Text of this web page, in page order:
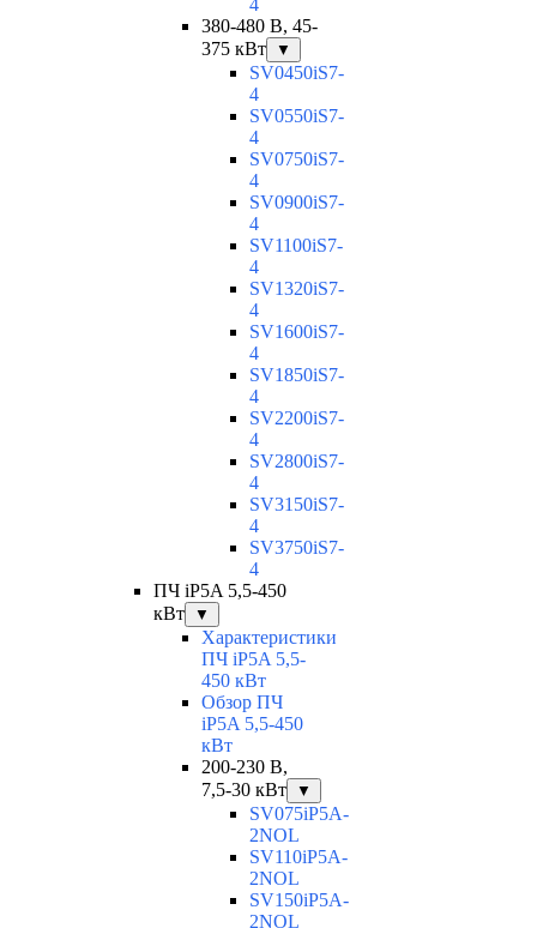
4
380-480 В, 45-
375 кВт
▼
SV0450iS7-
4
SV0550iS7-
4
SV0750iS7-
4
SV0900iS7-
4
SV1100iS7-
4
SV1320iS7-
4
SV1600iS7-
4
SV1850iS7-
4
SV2200iS7-
4
SV2800iS7-
4
SV3150iS7-
4
SV3750iS7-
4
ПЧ iP5A 5,5-450
кВт
▼
Характеристики
ПЧ iP5A 5,5-
450 кВт
Обзор ПЧ
iP5A 5,5-450
кВт
200-230 В,
7,5-30 кВт
▼
SV075iP5A-
2NOL
SV110iP5A-
2NOL
SV150iP5A-
2NOL